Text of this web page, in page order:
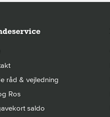
råd & vejledning
Ros
saldo